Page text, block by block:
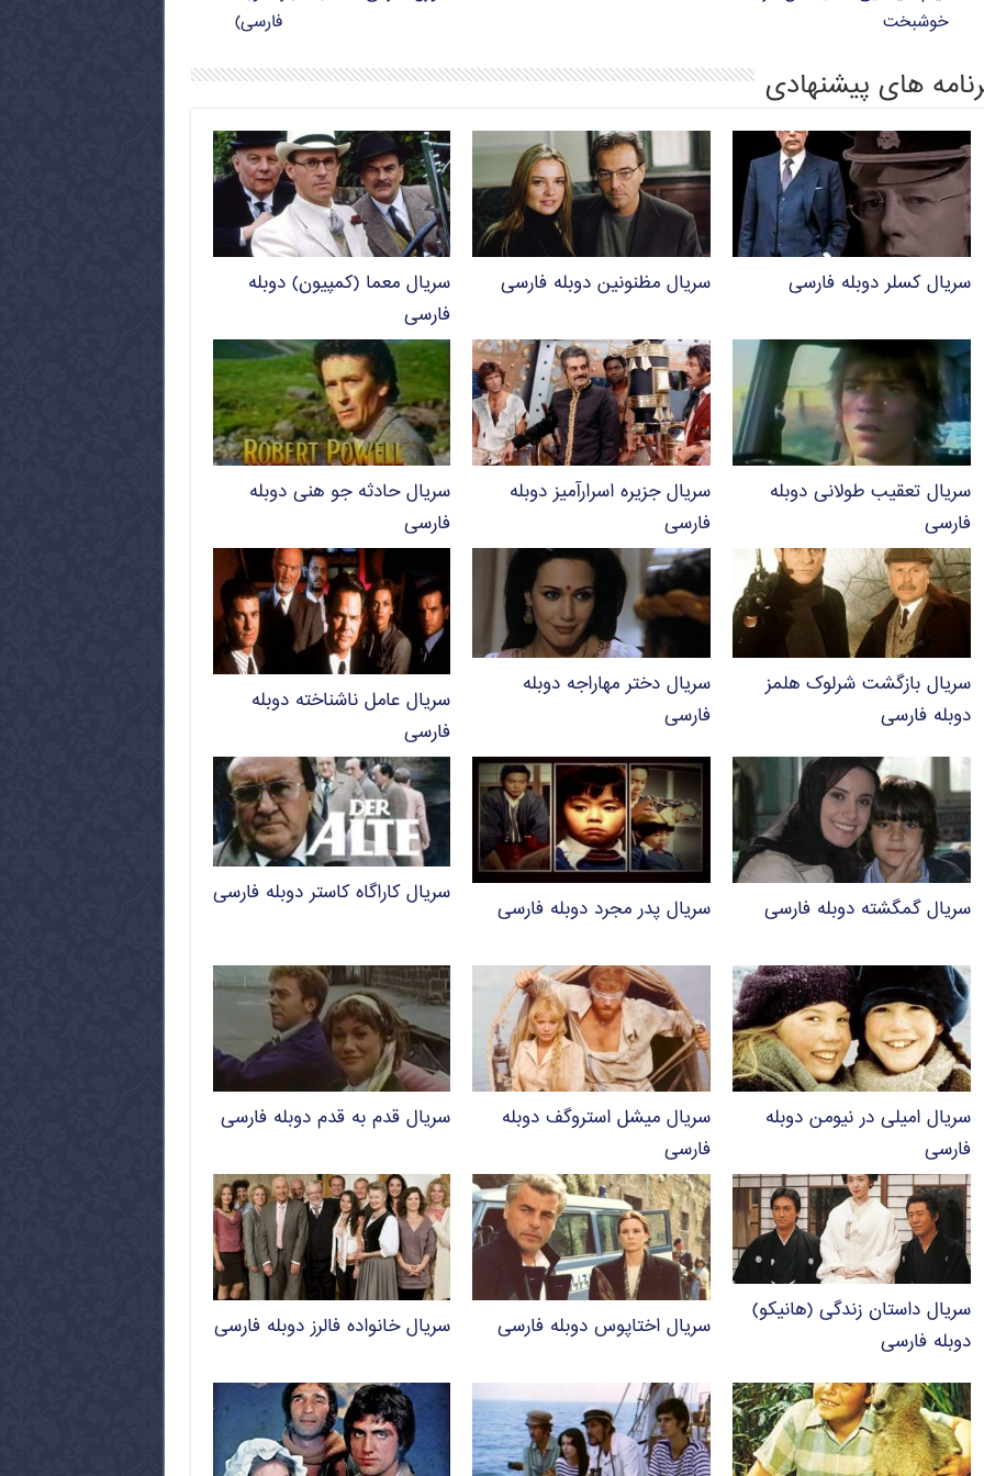
خوشبخت
فارسی)
های پیشنهادی
سریال کسلر دوبله فارسی سریال مظنونین دوبله فارسی
سریال معما (کمپیون) دوبله
فارسی
سریال تعقیب طولانی دوبله
فارسی
سریال جزیره اسرارآمیز دوبله
فارسی
سریال حادثه‌ جو هنی دوبله
فارسی
سریال بازگشت شرلوک هلمز
دوبله فارسی
سریال دختر مهاراجه دوبله
فارسی
سریال عامل ناشناخته دوبله
فارسی
سریال گمگشته دوبله فارسی سریال پدر مجرد دوبله فارسی
سریال کاراگاه کاستر دوبله فارسی
سریال امیلی در نیومن دوبله
فارسی
سریال میشل استروگف دوبله
فارسی
سریال قدم به قدم دوبله فارسی
سریال داستان زندگی (هانیکو)
دوبله فارسی
سریال اختاپوس دوبله فارسی سریال خانواده فالرز دوبله فارسی